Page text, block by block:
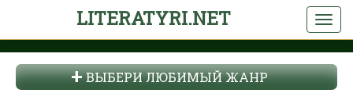
LITERATYRI.NET
ВЫБЕРИ ЛЮБИМЫЙ ЖАНР